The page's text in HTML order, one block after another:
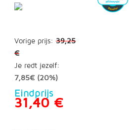
Vorige prijs: 39,25
€
Je redt jezelf:
7,85€ (20%)
Eindprijs
31,40 €